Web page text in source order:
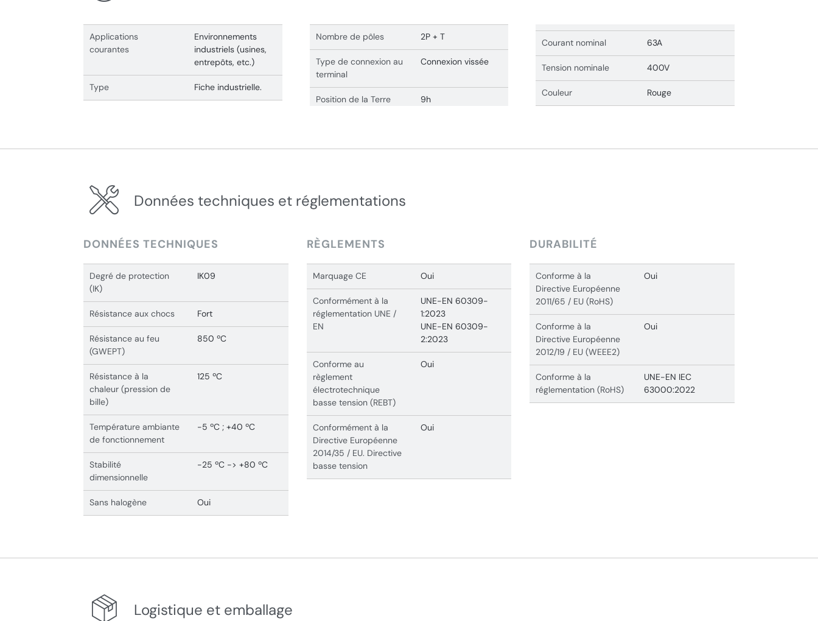
Applications
courantes
Environnements
industriels (usines,
entrepôts, etc.)
Type Fiche industrielle.
Nombre de pôles 2P + T
Type de connexion au
terminal
Connexion vissée
Position de la Terre 9h
Courant nominal 63A
Tension nominale 400V
Couleur Rouge
Données techniques et réglementations
DONNÉES TECHNIQUES
Degré de protection
(IK)
IK09
Résistance aux chocs Fort
Résistance au feu
(GWEPT)
850 ºC
Résistance à la
chaleur (pression de
bille)
125 ºC
Température ambiante
de fonctionnement
-5 ºC ; +40 ºC
Stabilité
dimensionnelle
-25 ºC -> +80 ºC
Sans halogène Oui
RÈGLEMENTS
Marquage CE Oui
Conformément à la
réglementation UNE /
EN
UNE-EN 60309-
1:2023
UNE-EN 60309-
2:2023
Conforme au
règlement
électrotechnique
basse tension (REBT)
Oui
Conformément à la
Directive Européenne
2014/35 / EU. Directive
basse tension
Oui
DURABILITÉ
Conforme à la
Directive Européenne
2011/65 / EU (RoHS)
Oui
Conforme à la
Directive Européenne
2012/19 / EU (WEEE2)
Oui
Conforme à la
réglementation (RoHS)
UNE-EN IEC
63000:2022
Logistique et emballage